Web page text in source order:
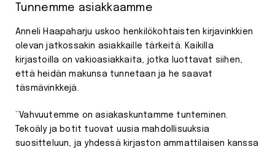
Tunnemme asiakkaamme
Anneli Haapaharju uskoo henkilökohtaisten kirjavinkkien
olevan jatkossakin asiakkaille tärkeitä. Kaikilla
kirjastoilla on vakioasiakkaita, jotka luottavat siihen,
että heidän makunsa tunnetaan ja he saavat
täsmävinkkejä.
”Vahvuutemme on asiakaskuntamme tunteminen.
Tekoäly ja botit tuovat uusia mahdollisuuksia
suositteluun, ja yhdessä kirjaston ammattilaisen kanssa